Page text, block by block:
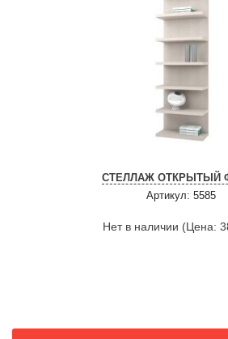
СТЕЛЛАЖ ОТКРЫТЫЙ
Артикул: 5585
Нет в наличии (Цена: